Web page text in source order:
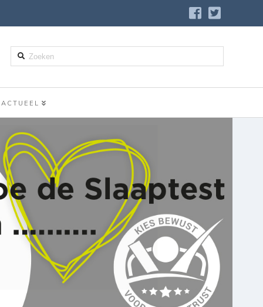
Zoeken
ACTUEEL